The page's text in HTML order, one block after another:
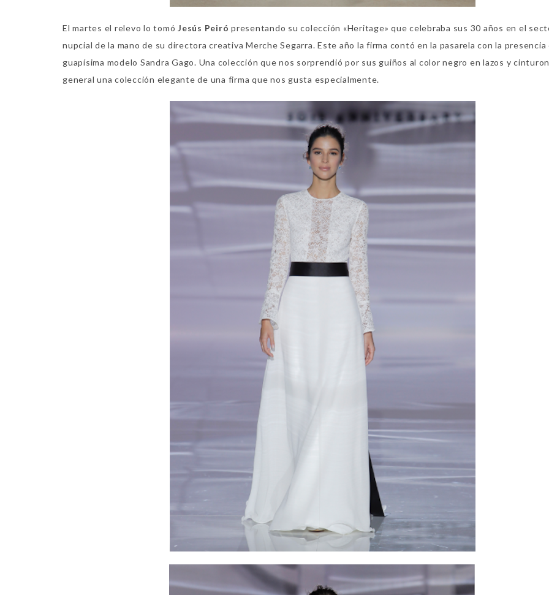
El martes el relevo lo tomó Jesús Peiró presentando su colección «Heritage» que celebraba sus 30 años en el
nupcial de la mano de su directora creativa Merche Segarra. Este año la firma contó en la pasarela con la presencia
guapísima modelo Sandra Gago. Una colección que nos sorprendió por sus guiños al color negro en lazos y
general una colección elegante de una firma que nos gusta especialmente.